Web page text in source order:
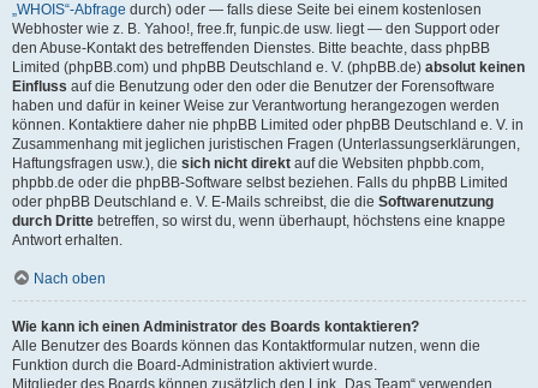
„WHOIS“-Abfrage durch) oder — falls diese Seite bei einem kostenlosen
Webhoster wie z. B. Yahoo!, free.fr, funpic.de usw. liegt — den Support oder
den Abuse-Kontakt des betreffenden Dienstes. Bitte beachte, dass phpBB
Limited (phpBB.com) und phpBB Deutschland e. V. (phpBB.de) absolut keinen
Einfluss auf die Benutzung oder den oder die Benutzer der Forensoftware
haben und dafür in keiner Weise zur Verantwortung herangezogen werden
können. Kontaktiere daher nie phpBB Limited oder phpBB Deutschland e. V. in
Zusammenhang mit jeglichen juristischen Fragen (Unterlassungserklärungen,
Haftungsfragen usw.), die sich nicht direkt auf die Websiten phpbb.com,
phpbb.de oder die phpBB-Software selbst beziehen. Falls du phpBB Limited
oder phpBB Deutschland e. V. E-Mails schreibst, die die Softwarenutzung
durch Dritte betreffen, so wirst du, wenn überhaupt, höchstens eine knappe
Antwort erhalten.
Nach oben
Wie kann ich einen Administrator des Boards kontaktieren?
Alle Benutzer des Boards können das Kontaktformular nutzen, wenn die
Funktion durch die Board-Administration aktiviert wurde.
Mitglieder des Boards können zusätzlich den Link „Das Team“ verwenden.